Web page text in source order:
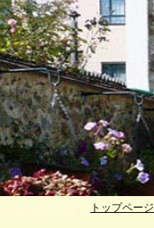
トップページ